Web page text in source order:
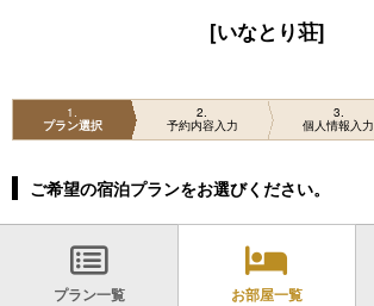
[いなとり荘]
1
プラン選択
2
予約内容入力
3
個人情報入力
ご希望の宿泊プランをお選びください。
プラン一覧 お部屋一覧